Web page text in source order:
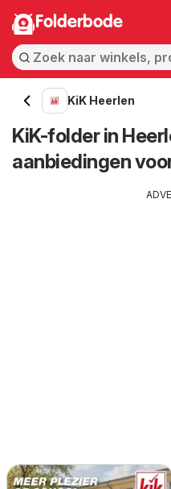
Folderbode
KiK Heerlen
KiK-folder in
aanbiedingen